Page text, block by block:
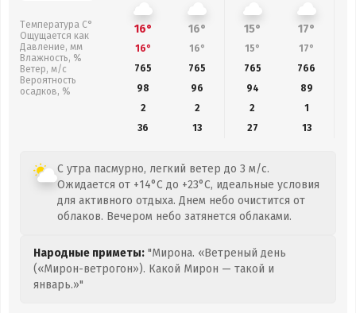
Температура С°
Ощущается как
Давление, мм
Влажность, %
Ветер, м/с
Вероятность
осадков, %
16° 16° 15° 17°
16° 16° 15° 17°
765
765 765 766
98
96 94 89
2
2 2
1
36
13 27 13
С утра пасмурно, легкий ветер до 3 м/с.
Ожидается от +14°C до +23°C, идеальные условия
для активного отдыха. Днем небо очистится от
облаков. Вечером небо затянется облаками.
Народные приметы: "Мирона. «Ветреный день
(«Мирон-ветрогон»). Какой Мирон — такой и
январь.»"